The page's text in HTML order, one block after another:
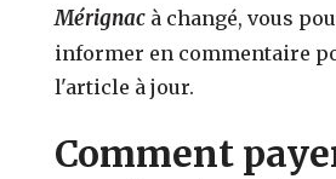
Mérignac à changé, vous
informer en commentaire
l'article à jour.
Comment